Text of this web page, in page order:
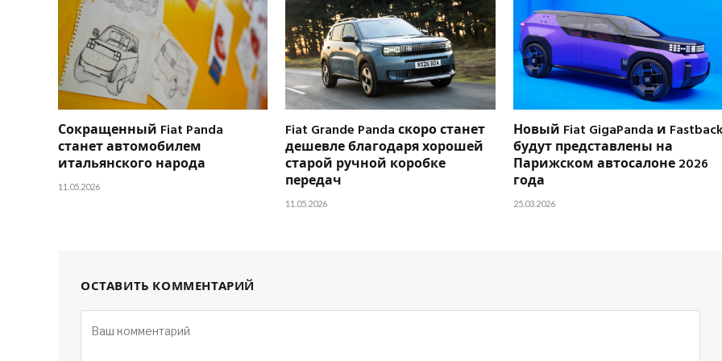
Сокращенный Fiat Panda
станет автомобилем
итальянского народа
11.05.2026
Fiat Grande Panda скоро станет
дешевле благодаря хорошей
старой ручной коробке
передач
11.05.2026
Новый Fiat GigaPanda и Fastback
будут представлены на
Парижском автосалоне 2026
года
25.03.2026
ОСТАВИТЬ КОММЕНТАРИЙ